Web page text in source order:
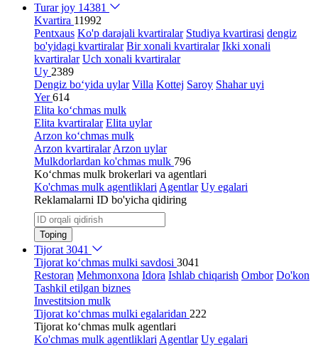
Turar joy 14381
Kvartira 11992
Pentxaus Ko'p darajali kvartiralar Studiya kvartirasi dengiz
bo'yidagi kvartiralar Bir xonali kvartiralar Ikki xonali
kvartiralar Uch xonali kvartiralar
Uy 2389
Dengiz bo‘yida uylar Villa Kottej Saroy Shahar uyi
Yer614
Elita ko‘chmas mulk
Elita kvartiralar Elita uylar
Arzon ko‘chmas mulk
Arzon kvartiralar Arzon uylar
Mulkdorlardan ko'chmas mulk 796
Ko‘chmas mulk brokerlari va agentlari
Ko'chmas mulk agentliklari Agentlar Uy egalari
Reklamalarni ID bo'yicha qidiring
Toping
Tijorat 3041
Tijorat ko‘chmas mulki savdosi 3041
Restoran Mehmonxona Idora Ishlab chiqarish Ombor Do'kon
Tashkil etilgan biznes
Investitsion mulk
Tijorat ko‘chmas mulki egalaridan 222
Tijorat ko‘chmas mulk agentlari
Ko'chmas mulk agentliklari Agentlar Uy egalari